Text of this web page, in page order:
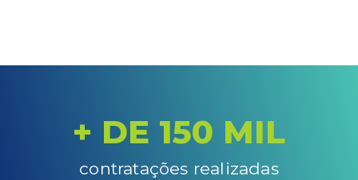
contratações realizadas
+ DE 150 MIL